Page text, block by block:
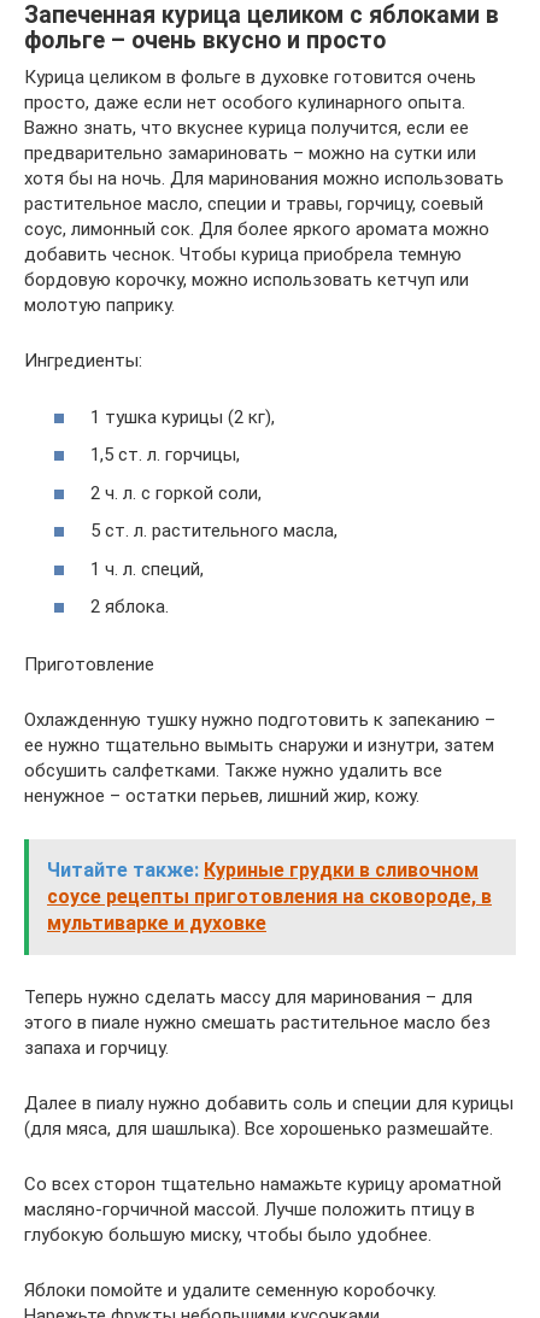
Запеченная курица целиком с яблоками в
фольге – очень вкусно и просто
Курица целиком в фольге в духовке готовится очень
просто, даже если нет особого кулинарного опыта.
Важно знать, что вкуснее курица получится, если ее
предварительно замариновать – можно на сутки или
хотя бы на ночь. Для маринования можно использовать
растительное масло, специи и травы, горчицу, соевый
соус, лимонный сок. Для более яркого аромата можно
добавить чеснок. Чтобы курица приобрела темную
бордовую корочку, можно использовать кетчуп или
молотую паприку.
Ингредиенты:
1 тушка курицы (2 кг),
1,5 ст. л. горчицы,
2 ч. л. с горкой соли,
5 ст. л. растительного масла,
1 ч. л. специй,
2 яблока.
Приготовление
Охлажденную тушку нужно подготовить к запеканию –
ее нужно тщательно вымыть снаружи и изнутри, затем
обсушить салфетками. Также нужно удалить все
ненужное – остатки перьев, лишний жир, кожу.
Читайте также: Куриные грудки в сливочном
соусе рецепты приготовления на сковороде, в
мультиварке и духовке
Теперь нужно сделать массу для маринования – для
этого в пиале нужно смешать растительное масло без
запаха и горчицу.
Далее в пиалу нужно добавить соль и специи для курицы
(для мяса, для шашлыка). Все хорошенько размешайте.
Со всех сторон тщательно намажьте курицу ароматной
масляно-горчичной массой. Лучше положить птицу в
глубокую большую миску, чтобы было удобнее.
Яблоки помойте и удалите семенную коробочку.